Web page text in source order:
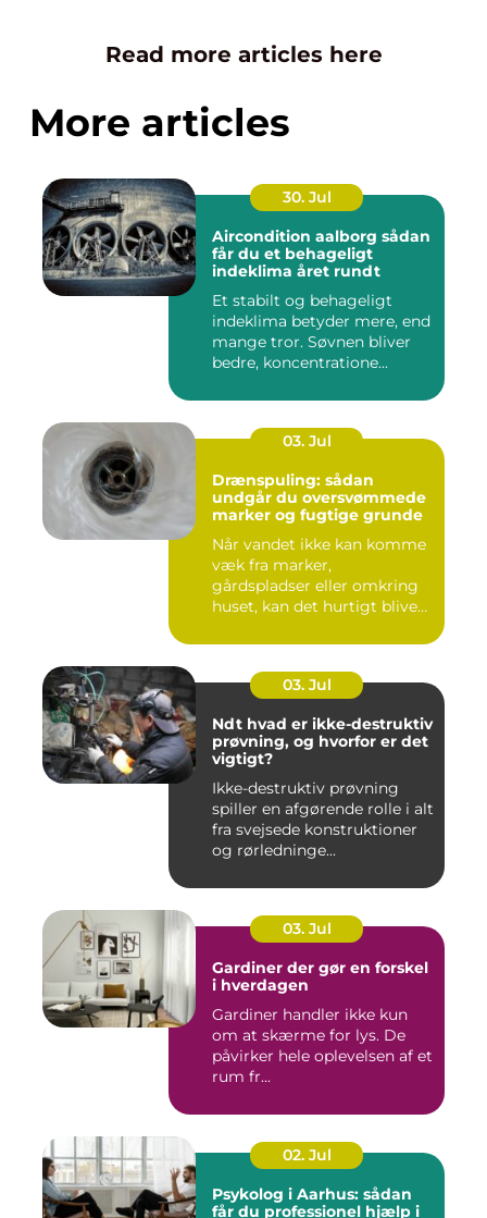
Read more articles here
More articles
30. Jul
Aircondition aalborg sådan
får du et behageligt
indeklima året rundt
Et stabilt og behageligt
indeklima betyder mere, end
mange tror. Søvnen bliver
bedre, koncentratione...
03. Jul
Drænspuling: sådan
undgår du oversvømmede
marker og fugtige grunde
Når vandet ikke kan komme
væk fra marker,
gårdspladser eller omkring
huset, kan det hurtigt blive
03. Jul
Ndt hvad er ikke-destruktiv
prøvning, og hvorfor er det
vigtigt?
Ikke-destruktiv prøvning
spiller en afgørende rolle i alt
fra svejsede konstruktioner
og rørledninge...
03. Jul
Gardiner der gør en forskel
i hverdagen
Gardiner handler ikke kun
om at skærme for lys. De
påvirker hele oplevelsen af et
rum fr...
02. Jul
Psykolog i Aarhus: sådan
får du professionel hjælp i